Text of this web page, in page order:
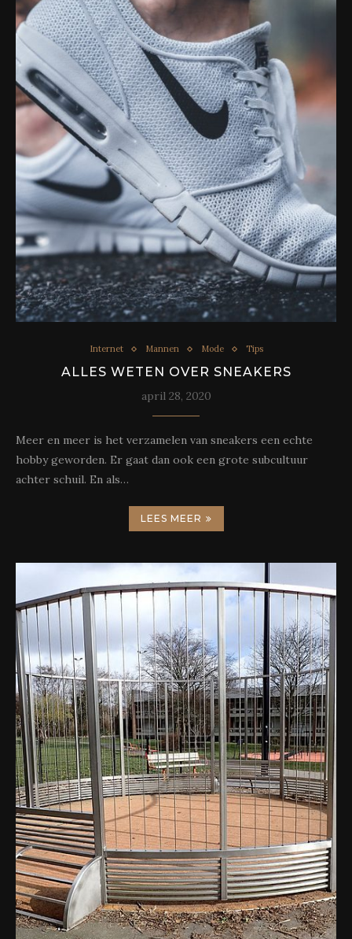
Internet Mannen Mode Tips
ALLES WETEN OVER SNEAKERS
april 28, 2020
Meer en meer is het verzamelen van sneakers een echte
hobby geworden. Er gaat dan ook een grote subcultuur
achter schuil. En als…
LEES MEER